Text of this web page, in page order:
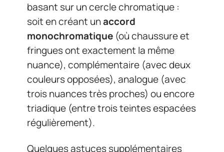
basant sur un cercle chromatique :
soit en créant unaccord
monochromatique (où chaussure et
fringues ont exactement la même
nuance), complémentaire (avec deux
couleurs opposées), analogue (avec
trois nuances très proches) ou encore
triadique (entre trois teintes espacées
régulièrement).
Quelques astuces supplémentaires